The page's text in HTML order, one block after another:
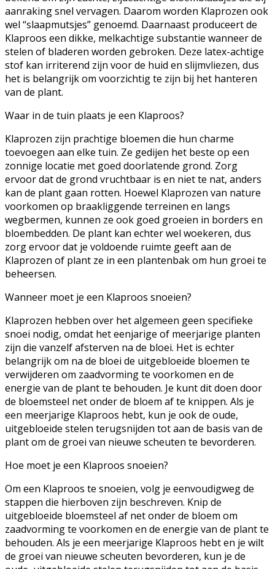
aanraking snel vervagen. Daarom worden Klaprozen ook
wel “slaapmutsjes” genoemd. Daarnaast produceert de
Klaproos een dikke, melkachtige substantie wanneer de
stelen of bladeren worden gebroken. Deze latex-achtige
stof kan irriterend zijn voor de huid en slijmvliezen, dus
het is belangrijk om voorzichtig te zijn bij het hanteren
van de plant.
Waar in de tuin plaats je een Klaproos?
Klaprozen zijn prachtige bloemen die hun charme
toevoegen aan elke tuin. Ze gedijen het beste op een
zonnige locatie met goed doorlatende grond. Zorg
ervoor dat de grond vruchtbaar is en niet te nat, anders
kan de plant gaan rotten. Hoewel Klaprozen van nature
voorkomen op braakliggende terreinen en langs
wegbermen, kunnen ze ook goed groeien in borders en
bloembedden. De plant kan echter wel woekeren, dus
zorg ervoor dat je voldoende ruimte geeft aan de
Klaprozen of plant ze in een plantenbak om hun groei te
beheersen.
Wanneer moet je een Klaproos snoeien?
Klaprozen hebben over het algemeen geen specifieke
snoei nodig, omdat het eenjarige of meerjarige planten
zijn die vanzelf afsterven na de bloei. Het is echter
belangrijk om na de bloei de uitgebloeide bloemen te
verwijderen om zaadvorming te voorkomen en de
energie van de plant te behouden. Je kunt dit doen door
de bloemsteel net onder de bloem af te knippen. Als je
een meerjarige Klaproos hebt, kun je ook de oude,
uitgebloeide stelen terugsnijden tot aan de basis van de
plant om de groei van nieuwe scheuten te bevorderen.
Hoe moet je een Klaproos snoeien?
Om een Klaproos te snoeien, volg je eenvoudigweg de
stappen die hierboven zijn beschreven. Knip de
uitgebloeide bloemsteel af net onder de bloem om
zaadvorming te voorkomen en de energie van de plant te
behouden. Als je een meerjarige Klaproos hebt en je wilt
de groei van nieuwe scheuten bevorderen, kun je de